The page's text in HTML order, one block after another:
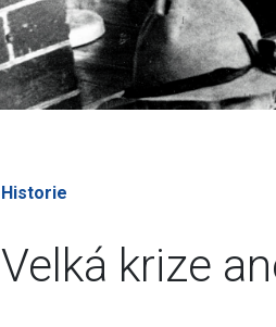
Historie
Velká krize